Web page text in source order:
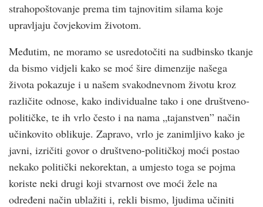
strahopoštovanje prema tim tajnovitim silama koje
upravljaju čovjekovim životom.
Međutim, ne moramo se usredotočiti na sudbinsko tkanje
da bismo vidjeli kako se moć šire dimenzije našega
života pokazuje i u našem svakodnevnom životu kroz
različite odnose, kako individualne tako i one društveno-
političke, te ih vrlo često i na nama „tajanstven” način
učinkovito oblikuje. Zapravo, vrlo je zanimljivo kako je
javni, izričiti govor o društveno-političkoj moći postao
nekako politički nekorektan, a umjesto toga se pojma
koriste neki drugi koji stvarnost ove moći žele na
određeni način ublažiti i, rekli bismo, ljudima učiniti